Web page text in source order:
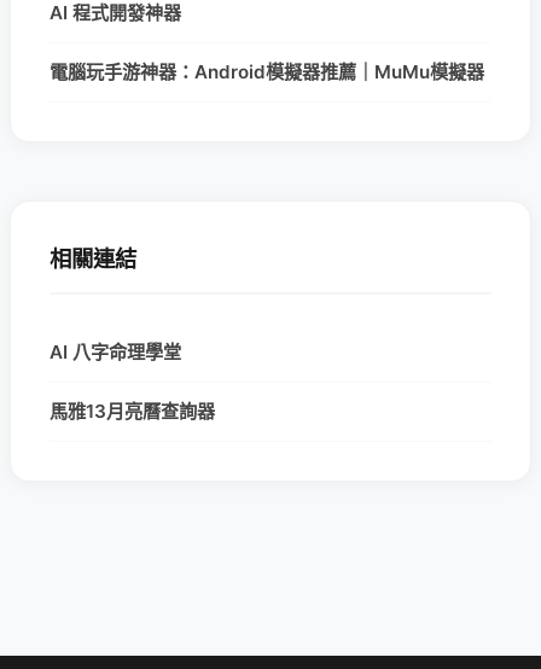
AI 程式開發神器
電腦玩手游神器：Android模擬器推薦｜MuMu模擬器
相關連結
AI 八字命理學堂
馬雅13月亮曆查詢器